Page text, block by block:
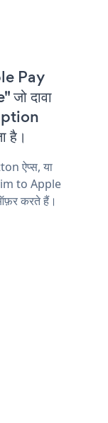
Pay
दावा
है।
ऐप्स, या
to Apple
करते हैं।